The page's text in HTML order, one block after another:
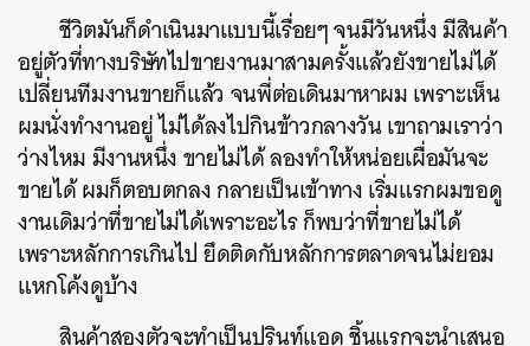
ชีวิตมันก็ดำเนินมาแบบนี้เรื่อยๆ จนมีวันหนึ่ง มีสินค้า
อยู่ตัวที่ทางบริษัทไปขายงานมาสามครั้งแล้วยังขายไม่ได้
เปลี่ยนทีมงานขายก็แล้ว จนพี่ต่อเดินมาหาผม เพราะเห็น
ผมนั่งทำงานอยู่ ไม่ได้ลงไปกินข้าวกลางวัน เขาถามเราว่า
ว่างไหม มีงานหนึ่ง ขายไม่ได้ ลองทำให้หน่อยเผื่อมันจะ
ขายได้ ผมก็ตอบตกลง กลายเป็นเข้าทาง เริ่มแรกผมขอดู
งานเดิมว่าที่ขายไม่ได้เพราะอะไร ก็พบว่าที่ขายไม่ได้
เพราะหลักการเกินไป ยึดติดกับหลักการตลาดจนไม่ยอม
แหกโค้งดูบ้าง
สินค้าสองตัวจะทำเป็นปรินท์แอด ชิ้นแรกจะนำเสนอ